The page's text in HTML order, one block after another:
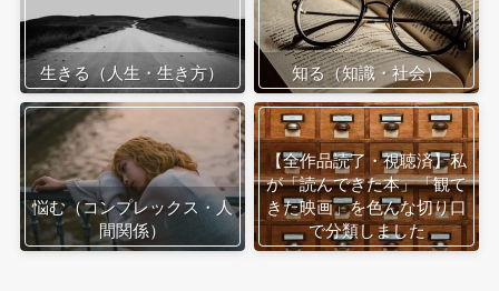
生きる（人生・生き方） 知る（知識・社会）
悩む（コンプレックス・人
間関係）
【全作品読了・視聴済】私
が「読んできた本」「観て
きた映画」を色んな切り口
で分類しました